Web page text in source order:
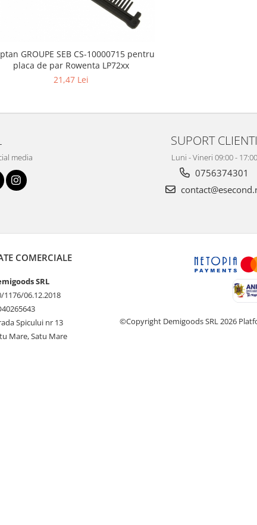
GROUPE SEB CS-10000715 pentru
placa de par Rowenta LP72xx
21,47 Lei
media
SUPORT CLIENTI
Luni - Vineri 09:00 - 17:00
0756374301
COMERCIALE
SRL
1176/06.12.2018
Spicului nr 13
Mare, Satu Mare
©Copyright Demigoods SRL 2026